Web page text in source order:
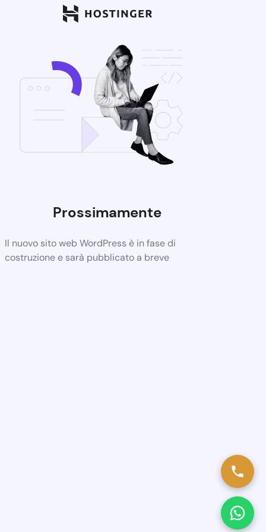
Prossimamente
Il nuovo sito web WordPress è in fase di
costruzione e sarà pubblicato a breve